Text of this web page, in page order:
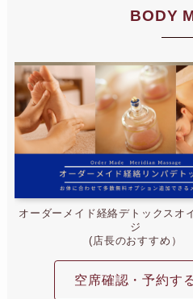
BODY
オーダーメイド経絡デトックスオ
ジ
(店長のおすすめ）
空席確認・予約す